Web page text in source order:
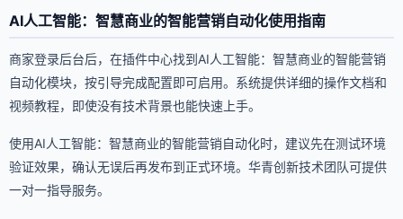
AI人工智能：智慧商业的智能营销自动化使用指南
商家登录后台后，在插件中心找到AI人工智能：智慧商业的智能营销
自动化模块，按引导完成配置即可启用。系统提供详细的操作文档和
视频教程，即使没有技术背景也能快速上手。
使用AI人工智能：智慧商业的智能营销自动化时，建议先在测试环境
验证效果，确认无误后再发布到正式环境。华青创新技术团队可提供
一对一指导服务。